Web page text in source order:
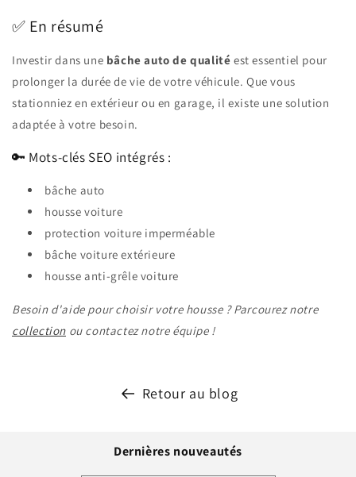
✅ En résumé
Investir dans une bâche auto de qualité est essentiel pour
prolonger la durée de vie de votre véhicule. Que vous
stationniez en extérieur ou en garage, il existe une solution
adaptée à votre besoin.
🔑 Mots-clés SEO intégrés :
bâche auto
housse voiture
protection voiture imperméable
bâche voiture extérieure
housse anti-grêle voiture
Besoin d'aide pour choisir votre housse ? Parcourez notre
collection ou contactez notre équipe !
Retour au blog
Dernières nouveautés